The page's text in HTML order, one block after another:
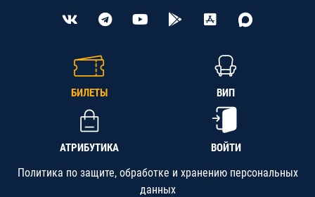
БИЛЕТЫ ВИП
АТРИБУТИКА ВОЙТИ
Политика по защите, обработке и хранению персональных
данных